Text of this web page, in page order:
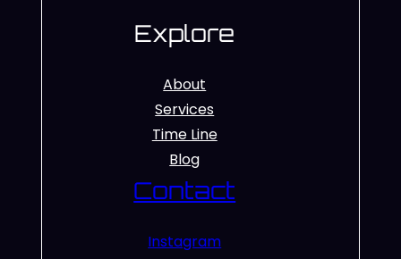
Explore
About
Services
Time Line
Blog
Contact
Instagram